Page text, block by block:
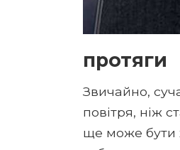
протяги
Звичайно,
повітря, ніж
ще може бути